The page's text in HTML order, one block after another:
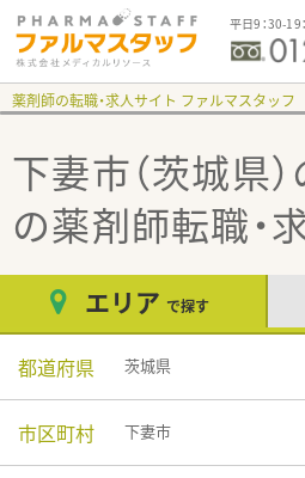
平日9：30-19
薬剤師の転職・求人サイト ファルマスタッフ
下妻市（茨城県
の薬剤師転職・
エリア で探す
都道府県 茨城県
市区町村 下妻市